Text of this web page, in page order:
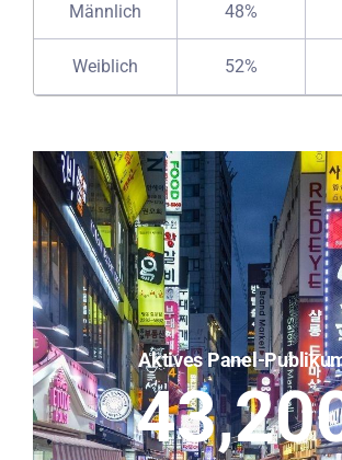
Männlich 48%
Weiblich 52%
Aktives Panel-